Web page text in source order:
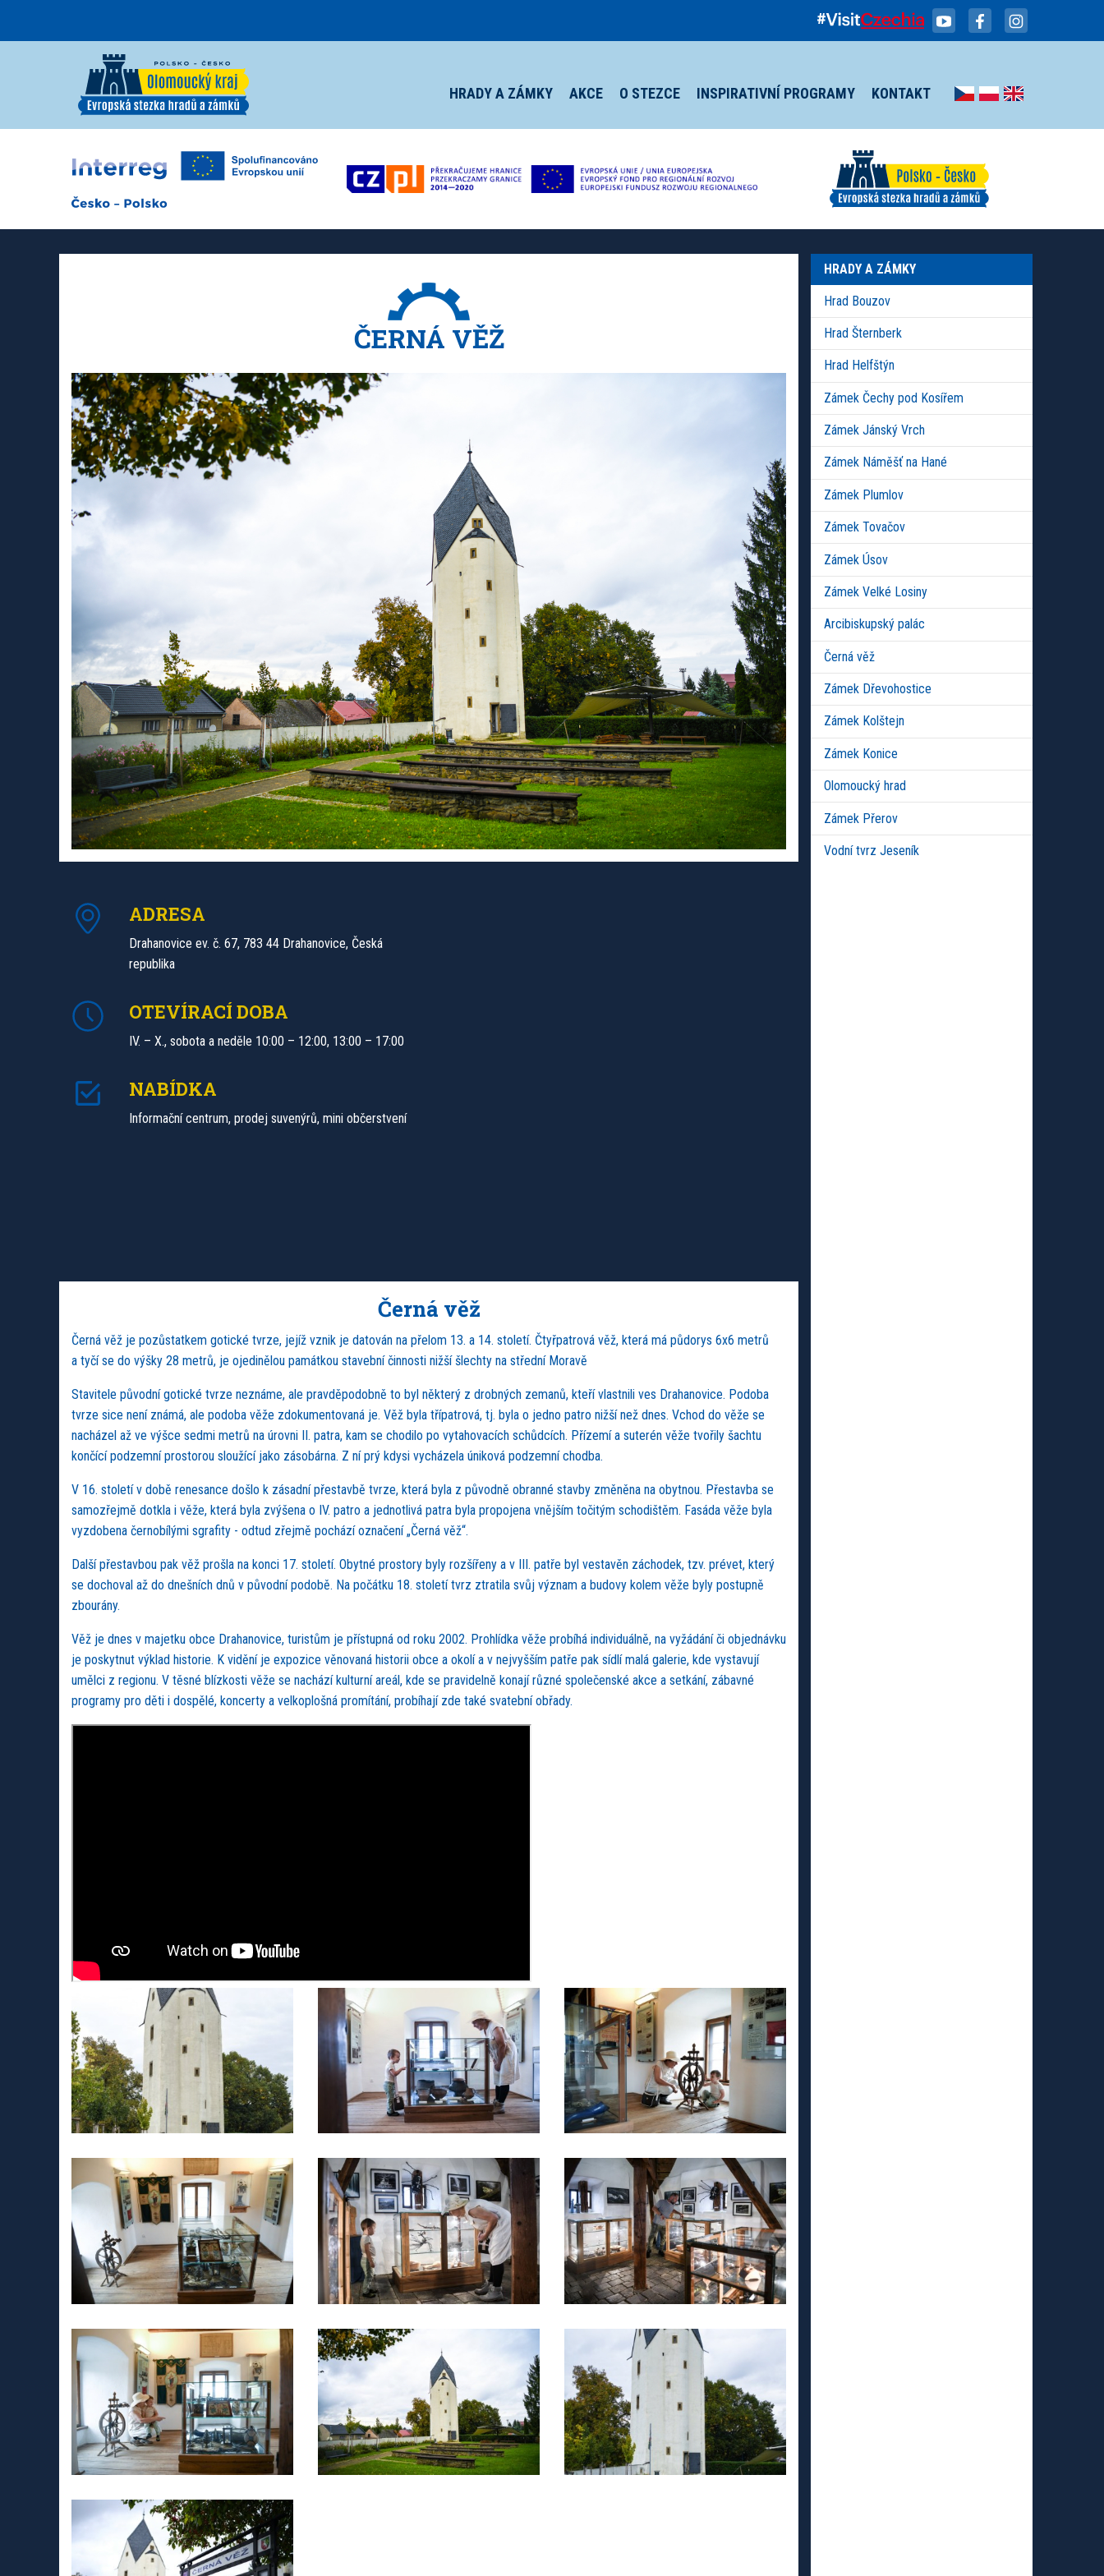
HRADY A ZÁMKY AKCE O STEZCE INSPIRATIVNÍ PROGRAMY KONTAKT
ČERNÁ VĚŽ
ADRESA
Drahanovice ev. č. 67, 783 44 Drahanovice, Česká
republika
OTEVÍRACÍ DOBA
IV. – X., sobota a neděle 10:00 – 12:00, 13:00 – 17:00
NABÍDKA
Informační centrum, prodej suvenýrů, mini občerstvení
Černá věž
Černá věž je pozůstatkem gotické tvrze, jejíž vznik je datován na přelom 13. a 14. století. Čtyřpatrová věž, která má půdorys 6x6 metrů
a tyčí se do výšky 28 metrů, je ojedinělou památkou stavební činnosti nižší šlechty na střední Moravě
Stavitele původní gotické tvrze neznáme, ale pravděpodobně to byl některý z drobných zemanů, kteří vlastnili ves Drahanovice. Podoba
tvrze sice není známá, ale podoba věže zdokumentovaná je. Věž byla třípatrová, tj. byla o jedno patro nižší než dnes. Vchod do věže se
nacházel až ve výšce sedmi metrů na úrovni II. patra, kam se chodilo po vytahovacích schůdcích. Přízemí a suterén věže tvořily šachtu
končící podzemní prostorou sloužící jako zásobárna. Z ní prý kdysi vycházela úniková podzemní chodba.
V 16. století v době renesance došlo k zásadní přestavbě tvrze, která byla z původně obranné stavby změněna na obytnou. Přestavba se
samozřejmě dotkla i věže, která byla zvýšena o IV. patro a jednotlivá patra byla propojena vnějším točitým schodištěm. Fasáda věže byla
vyzdobena černobílými sgrafity - odtud zřejmě pochází označení „Černá věž“.
Další přestavbou pak věž prošla na konci 17. století. Obytné prostory byly rozšířeny a v III. patře byl vestavěn záchodek, tzv. prévet, který
se dochoval až do dnešních dnů v původní podobě. Na počátku 18. století tvrz ztratila svůj význam a budovy kolem věže byly postupně
zbourány.
Věž je dnes v majetku obce Drahanovice, turistům je přístupná od roku 2002. Prohlídka věže probíhá individuálně, na vyžádání či objednávku
je poskytnut výklad historie. K vidění je expozice věnovaná historii obce a okolí a v nejvyšším patře pak sídlí malá galerie, kde vystavují
umělci z regionu. V těsné blízkosti věže se nachází kulturní areál, kde se pravidelně konají různé společenské akce a setkání, zábavné
programy pro děti i dospělé, koncerty a velkoplošná promítání, probíhají zde také svatební obřady.
HRADY A ZÁMKY
Hrad Bouzov
Hrad Šternberk
Hrad Helfštýn
Zámek Čechy pod Kosířem
Zámek Jánský Vrch
Zámek Náměšť na Hané
Zámek Plumlov
Zámek Tovačov
Zámek Úsov
Zámek Velké Losiny
Arcibiskupský palác
Černá věž
Zámek Dřevohostice
Zámek Kolštejn
Zámek Konice
Olomoucký hrad
Zámek Přerov
Vodní tvrz Jeseník